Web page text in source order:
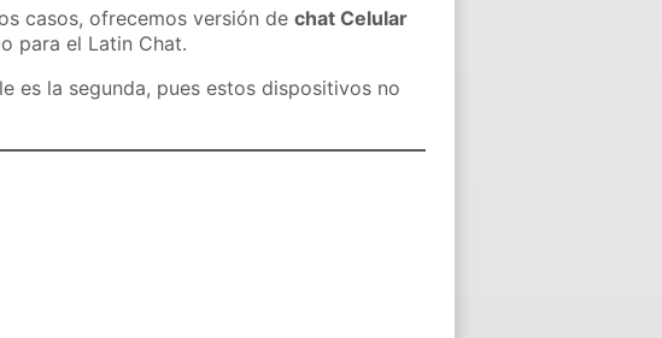
casos, ofrecemos versión dechat Celular
para el Latin Chat.
es la segunda, pues estos dispositivos no